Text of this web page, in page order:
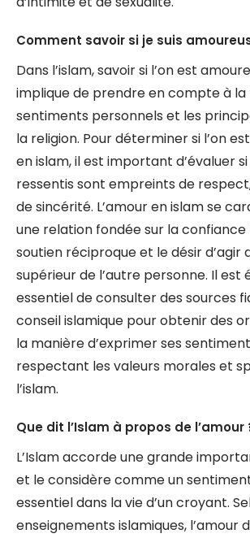
Comment savoir si je suis
Dans l’islam, savoir si l’on est
implique de prendre en compte à la
sentiments personnels et les
la religion. Pour déterminer si l’on
en islam, il est important d’évaluer
ressentis sont empreints de
de sincérité. L’amour en islam se
une relation fondée sur la confiance
soutien réciproque et le désir d’agir
supérieur de l’autre personne. Il est
essentiel de consulter des sources
conseil islamique pour obtenir des
la manière d’exprimer ses
respectant les valeurs morales et
l’islam.
Que dit l’Islam à propos de l’amour
L’Islam accorde une grande
et le considère comme un
essentiel dans la vie d’un croyant.
enseignements islamiques, l’amour